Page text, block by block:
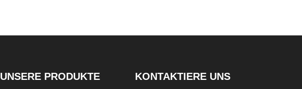
UNSERE PRODUKTE KONTAKTIERE UNS